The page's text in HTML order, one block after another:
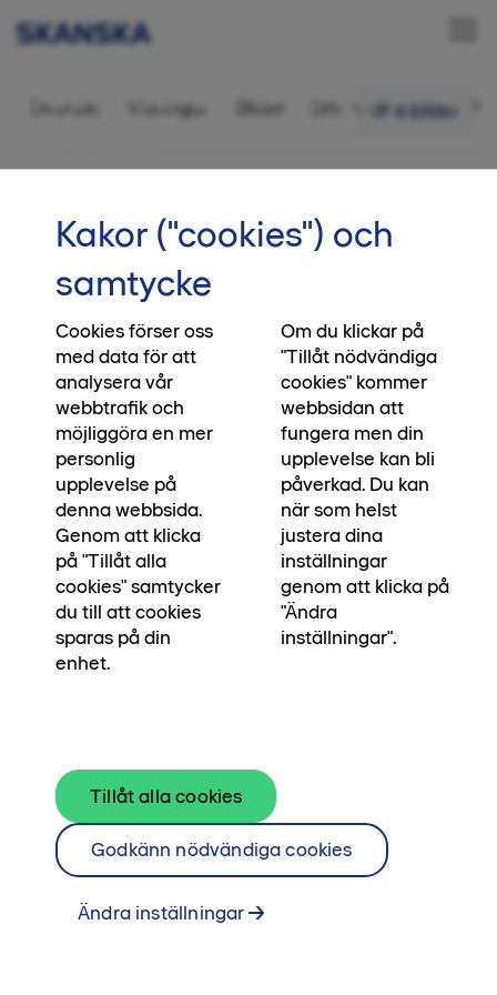
6 bilder
Bostadsrätt 3 rok,
Översikt Visningar Bilder Ditt nya kvarter
Vi skapar platser, du skapar
ögonblick
När du köper en bostad från oss, köper du direkt
från den som har byggt huset. Direkt från den
som har satt klimatmålen, direkt från den som
blandat betonggrunden och bestämt vilken
biologisk mångfald platsen ska bidra med. Ja, till
och med direkt från den som lägger asfalten
bredvid. Våra egna arkitekter och
byggingenjörer har skapat bostaden för dig som
ska stå pall i många, många år. För att du ska
kunna stå pall i din vardag, och skapa
minnesvärda ögonblick.
Läs om Platser & ögonblick här
Kakor ("cookies") och
samtycke
Cookies förser oss
med data för att
analysera vår
webbtrafik och
möjliggöra en mer
personlig
upplevelse på
denna webbsida.
Genom att klicka
på "Tillåt alla
cookies" samtycker
du till att cookies
sparas på din
enhet.
Om du klickar på
"Tillåt nödvändiga
cookies" kommer
webbsidan att
fungera men din
upplevelse kan bli
påverkad. Du kan
när som helst
justera dina
inställningar
genom att klicka på
"Ändra
inställningar".
Ändra inställningar
Godkänn nödvändiga cookies
Tillåt alla cookies